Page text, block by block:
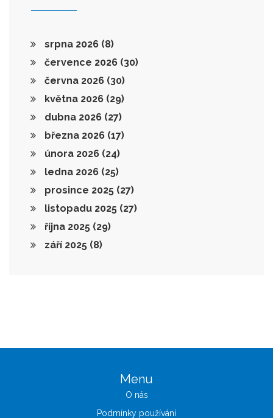
srpna 2026 (8)
července 2026 (30)
června 2026 (30)
května 2026 (29)
dubna 2026 (27)
března 2026 (17)
února 2026 (24)
ledna 2026 (25)
prosince 2025 (27)
listopadu 2025 (27)
října 2025 (29)
září 2025 (8)
Menu
O nás
Podmínky používání